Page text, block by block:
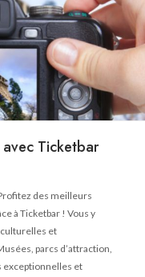
Ticketbar
des meilleurs
à Ticketbar ! Vous y
et
parcs d’attraction,
exceptionnelles et